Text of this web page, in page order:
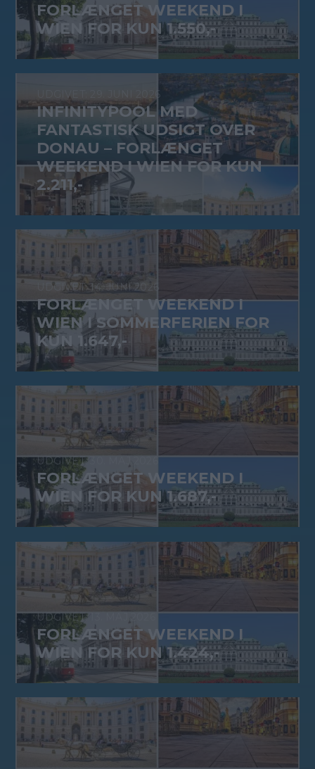
FORLÆNGET WEEKEND I
WIEN FOR KUN 1.550,-
29. JUNI 2026
INFINITYPOOL MED
FANTASTISK UDSIGT OVER
DONAU – FORLÆNGET
WEEKEND I WIEN FOR KUN
2.211,-
14. JUNI 2026
FORLÆNGET WEEKEND I
WIEN I SOMMERFERIEN FOR
KUN 1.647,-
FORLÆNGET WEEKEND I
WIEN FOR KUN 1.687,-
FORLÆNGET WEEKEND I
WIEN FOR KUN 1.424,-